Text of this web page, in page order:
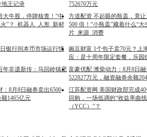
王记录
752670万元
大牛股，停牌核查！“中
”？_机器人_人形_新材
方道配资 不起眼的瓶盖，竟
500 倍！“小瓶盖”藏着什么“大
片_来源_消费
银行间本币市场运行情
豌豆财富 1个包子卖70元？上
应：是十周年限定套餐，乐园
年非遗新传：马回岭镇里 富豪优配 潍柴动力：8月8日
522827万元，融资融券余额
：8月8日融券卖出6500
1465亿元
江苏配资网 美国财政部完成
回购，一场低调的“收益率曲
（YCC）”？